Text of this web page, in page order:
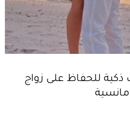
ذكية للحفاظ على زواج